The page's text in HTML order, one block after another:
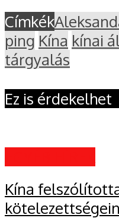
Címkék
ping Kína kínai
tárgyalás
Ez is érdekelhet
Kína